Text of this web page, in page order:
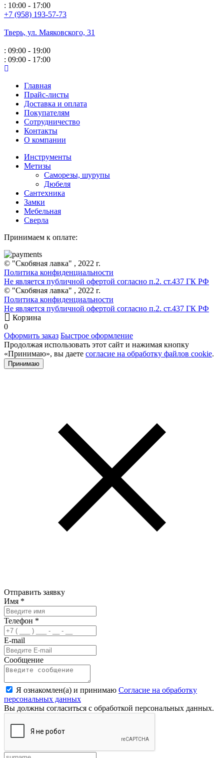
: 10:00 - 17:00
+7 (958) 193-57-73
Тверь, ул. Маяковского, 31
: 09:00 - 19:00
: 09:00 - 17:00
Главная
Прайс-листы
Доставка и оплата
Покупателям
Сотрудничество
Контакты
О компании
Инструменты
Метизы
Саморезы, шурупы
Дюбеля
Сантехника
Замки
Мебельная
Сверла
Принимаем к оплате:
© "Скобяная лавка" , 2022 г.
Политика конфиденциальности
Не является публичной офертой согласно п.2. ст.437 ГК РФ
© "Скобяная лавка" , 2022 г.
Политика конфиденциальности
Не является публичной офертой согласно п.2. ст.437 ГК РФ
Корзина
0
Оформить заказ Быстрое оформление
Продолжая использовать этот сайт и нажимая кнопку
«Принимаю», вы даете согласие на обработку файлов cookie.
Принимаю
Отправить заявку
Имя *
Телефон *
E-mail
Сообщение
Я ознакомлен(а) и принимаю Согласие на обработку
персональных данных
Вы должны согласиться с обработкой персональных данных.